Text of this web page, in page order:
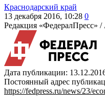
Краснодарский край
13 декабря 2016, 10:28 0
Редакция «ФедералПресс» /
Дата публикации:
Постоянный адрес
https://fedpress.ru/news/23/